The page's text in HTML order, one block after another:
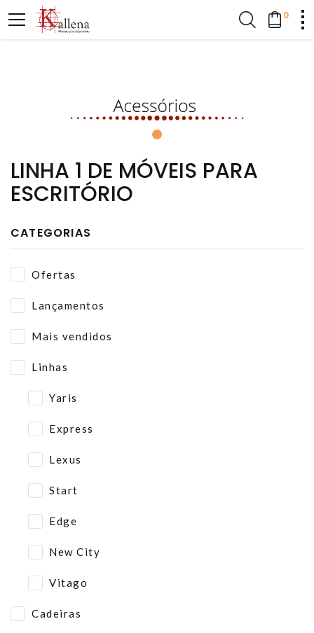
0
LINHA 1 DE MÓVEIS PARA
ESCRITÓRIO
CATEGORIAS
Ofertas
Lançamentos
Mais vendidos
Linhas
Yaris
Express
Lexus
Start
Edge
New City
Vitago
Cadeiras